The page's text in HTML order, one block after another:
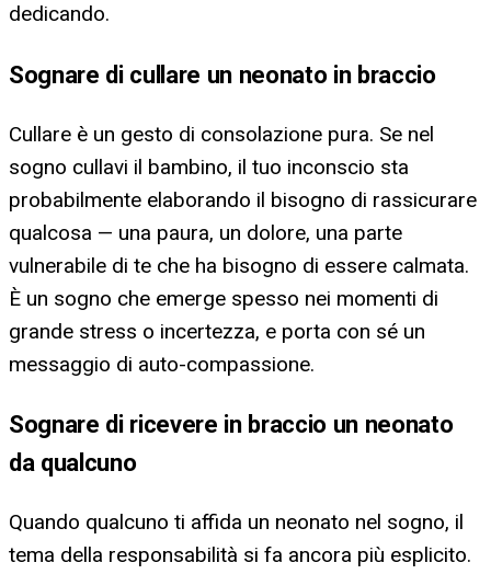
dedicando.
Sognare di cullare un neonato in braccio
Cullare è un gesto di consolazione pura. Se nel
sogno cullavi il bambino, il tuo inconscio sta
probabilmente elaborando il bisogno di rassicurare
qualcosa — una paura, un dolore, una parte
vulnerabile di te che ha bisogno di essere calmata.
È un sogno che emerge spesso nei momenti di
grande stress o incertezza, e porta con sé un
messaggio di auto-compassione.
Sognare di ricevere in braccio un neonato
da qualcuno
Quando qualcuno ti affida un neonato nel sogno, il
tema della responsabilità si fa ancora più esplicito.